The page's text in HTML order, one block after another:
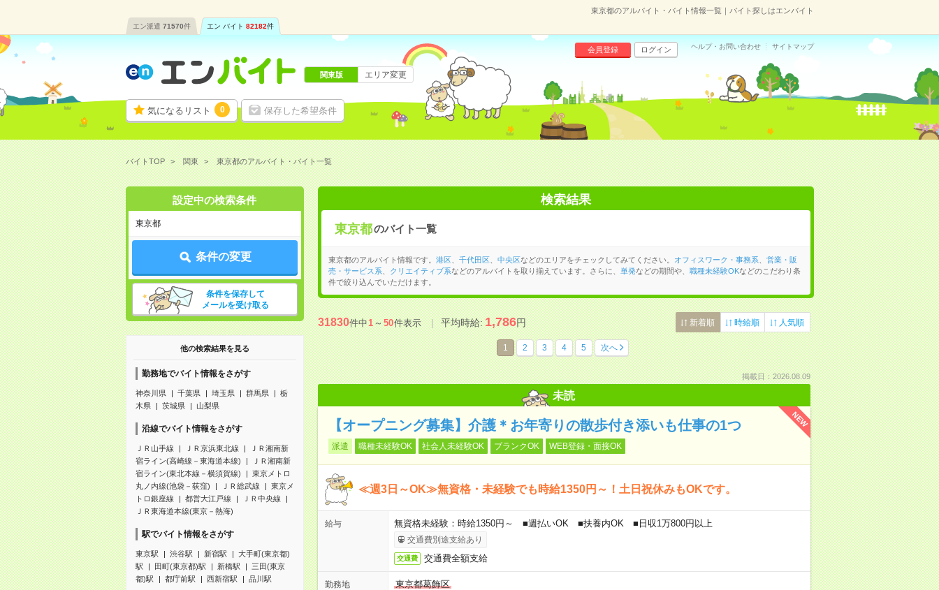
東京都のアルバイト・バイト情報一覧｜バイト探しはエンバイト
エン派遣 71570件 エン バイト 82182件
気になるリスト 0 保存した希望条件
会員登録 ログイン ヘルプ・お問い合わせ サイトマップ
関東版 エリア変更
バイトTOP 関東 東京都のアルバイト・バイト一覧
設定中の検索条件
東京都
条件の変更
条件を保存して
メールを受け取る
他の検索結果を見る
勤務地でバイト情報をさがす
神奈川県 千葉県 埼玉県 群馬県
栃
木県
茨城県 山梨県
沿線でバイト情報をさがす
ＪＲ山手線 ＪＲ京浜東北線
ＪＲ湘南新
宿ライン(高崎線－東海道本線)
ＪＲ湘南新
宿ライン(東北本線－横須賀線)
東京メトロ
丸ノ内線(池袋－荻窪)
ＪＲ総武線
東京メ
トロ銀座線
都営大江戸線
ＪＲ中央線
ＪＲ東海道本線(東京－熱海)
駅でバイト情報をさがす
東京駅 渋谷駅 新宿駅
大手町(東京都)
駅
田町(東京都)駅 新橋駅
三田(東京
都)駅
都庁前駅 西新宿駅 品川駅
検索結果
東京都のバイト一覧
東京都のアルバイト情報です。 港区、 千代田区、 中央区などのエリアをチェックしてみてください。 オフィスワーク・事務系
営業・販
売・サービス系
クリエイティブ系などのアルバイトを取り揃えています。さらに、 単発などの期間や、 職種未経験OKなどのこだわり条
件で絞り込んでいただけます。
31830件中1～50件表示 平均時給:1,786円 新着順 時給順 人気順
1 2 3 4 5 次へ
掲載日：2026.08.09
未読
NEW
【オープニング募集】介護＊お年寄りの散歩付き添いも仕事の1つ
派遣 職種未経験OK 社会人未経験OK ブランクOK WEB登録・面接OK
≪週3日～OK≫無資格・未経験でも時給1350円～！土日祝休みもOKです。
給与 無資格未経験：時給1350円～ ■週払いOK ■扶養内OK ■日収1万800円以上
交通費別途支給あり
交通費 交通費全額支給
勤務地
東京都葛飾区